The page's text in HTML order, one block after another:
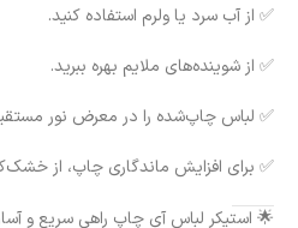
✅ از آب سرد یا ولرم استفاده کنید.
✅ از شوینده‌های ملایم بهره ببرید.
✅ لباس چاپ‌شده را در معرض نور
✅ برای افزایش ماندگاری چاپ، از
🌟 استیکر لباس آی چاپ راهی سریع و